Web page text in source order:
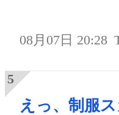
08月07日 20:28
えっ、制服